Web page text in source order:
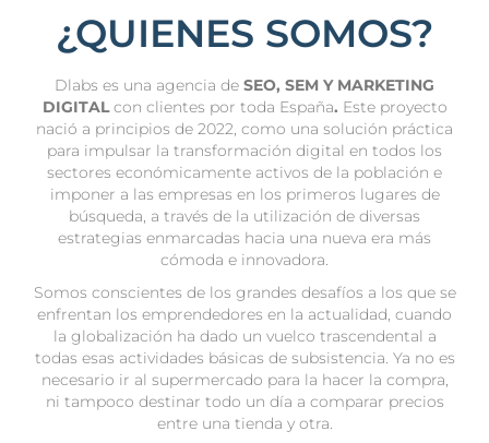
¿QUIENES SOMOS?
Dlabs es una agencia de SEO, SEM Y MARKETING
DIGITALcon clientes por toda España. Este proyecto
nació a principios de 2022, como una solución práctica
para impulsar la transformación digital en todos los
sectores económicamente activos de la población e
imponer a las empresas en los primeros lugares de
búsqueda, a través de la utilización de diversas
estrategias enmarcadas hacia una nueva era más
cómoda e innovadora.
Somos conscientes de los grandes desafíos a los que se
enfrentan los emprendedores en la actualidad, cuando
la globalización ha dado un vuelco trascendental a
todas esas actividades básicas de subsistencia. Ya no es
necesario ir al supermercado para la hacer la compra,
ni tampoco destinar todo un día a comparar precios
entre una tienda y otra.